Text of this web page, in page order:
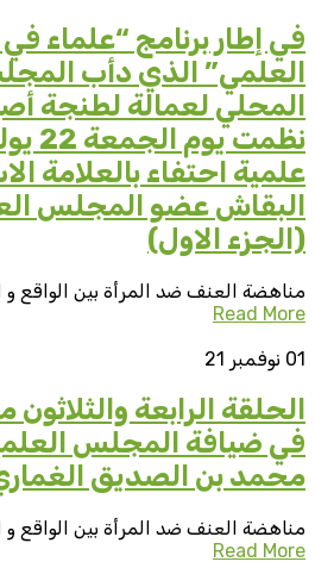
في إطار برنامج “علماء
العلمي” الذي دأب
المحلي لعمالة لطنجة
علمية احتفاء بالعلامة
البقاش عضو المجلس
(الجزء الاول)
مناهضة العنف ضد المرأة بين الواقع و
Read More
01 نوفمبر 21
الحلقة الرابعة
في ضيافة المجلس
محمد بن الصديق
مناهضة العنف ضد المرأة بين الواقع و
Read More